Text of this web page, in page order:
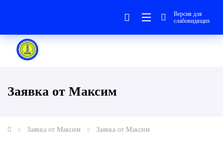
Версия для
слабовидящих
Заявка от Максим
Заявка от Максим Заявка от Максим